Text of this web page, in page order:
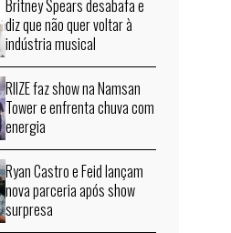
Britney Spears desabafa e
diz que não quer voltar à
indústria musical
RIIZE faz show na Namsan
Tower e enfrenta chuva com
energia
Ryan Castro e Feid lançam
nova parceria após show
surpresa